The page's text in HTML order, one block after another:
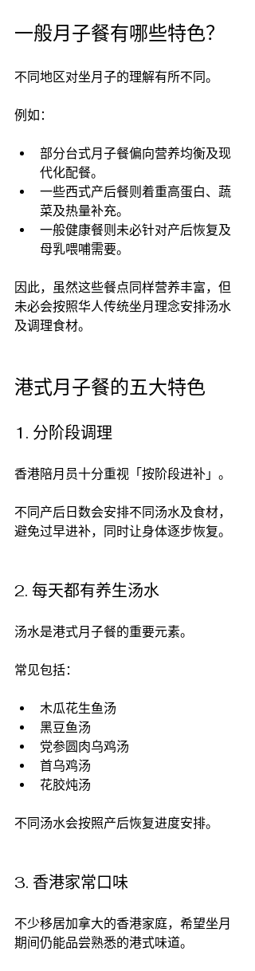
一般月子餐有哪些特色？
不同地区对坐月子的理解有所不同。
例如：
部分台式月子餐偏向营养均衡及现
代化配餐。
一些西式产后餐则着重高蛋白、蔬
菜及热量补充。
一般健康餐则未必针对产后恢复及
母乳喂哺需要。
因此，虽然这些餐点同样营养丰富，但
未必会按照华人传统坐月理念安排汤水
及调理食材。
港式月子餐的五大特色
1. 分阶段调理
香港陪月员十分重视「按阶段进补」。
不同产后日数会安排不同汤水及食材，
避免过早进补，同时让身体逐步恢复。
2. 每天都有养生汤水
汤水是港式月子餐的重要元素。
常见包括：
木瓜花生鱼汤
黑豆鱼汤
党参圆肉乌鸡汤
首乌鸡汤
花胶炖汤
不同汤水会按照产后恢复进度安排。
3. 香港家常口味
不少移居加拿大的香港家庭，希望坐月
期间仍能品尝熟悉的港式味道。